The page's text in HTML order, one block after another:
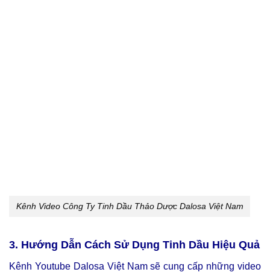
Kênh Video Công Ty Tinh Dầu Thảo Dược Dalosa Việt Nam
3. Hướng Dẫn Cách Sử Dụng Tinh Dầu Hiệu Quả
Kênh Youtube Dalosa Việt Nam sẽ cung cấp những video